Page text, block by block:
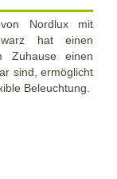
Nordlux mit
hat einen
Zuhause einen
sind, ermöglicht
Beleuchtung.